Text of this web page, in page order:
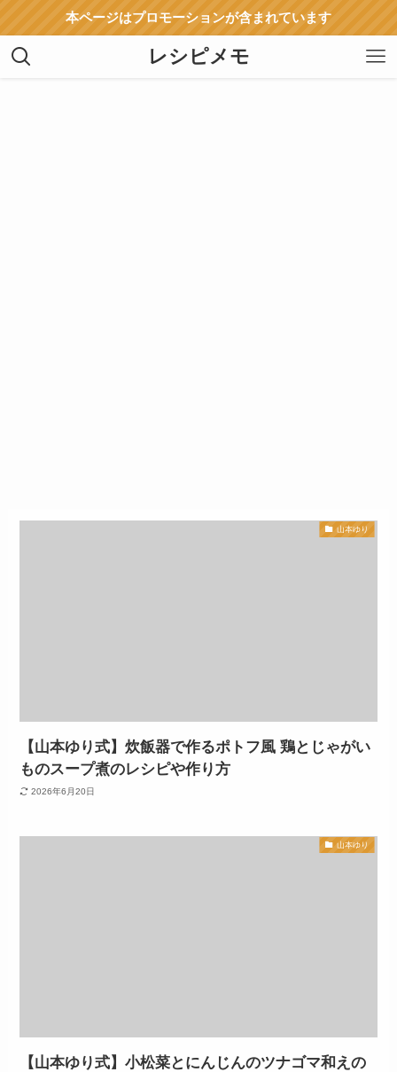
本ページはプロモーションが含まれています
レシピメモ
山本ゆり
【山本ゆり式】炊飯器で作るポトフ風 鶏とじゃがい
ものスープ煮のレシピや作り方
2026年6月20日
山本ゆり
【山本ゆり式】小松菜とにんじんのツナゴマ和えの